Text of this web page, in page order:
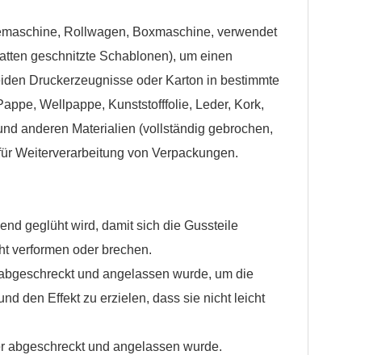
Rollwagen, Boxmaschine, verwendet
geschnitzte Schablonen), um einen
Druckerzeugnisse oder Karton in bestimmte
Wellpappe, Kunststofffolie, Leder, Kork,
anderen Materialien (vollständig gebrochen,
Weiterverarbeitung von Verpackungen.
geglüht wird, damit sich die Gussteile
verformen oder brechen.
und angelassen wurde, um die
den Effekt zu erzielen, dass sie nicht leicht
abgeschreckt und angelassen wurde.